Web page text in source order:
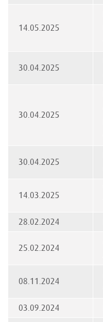
14.05.2025
30.04.2025
30.04.2025
30.04.2025
14.03.2025
28.02.2024
25.02.2024
08.11.2024
03.09.2024